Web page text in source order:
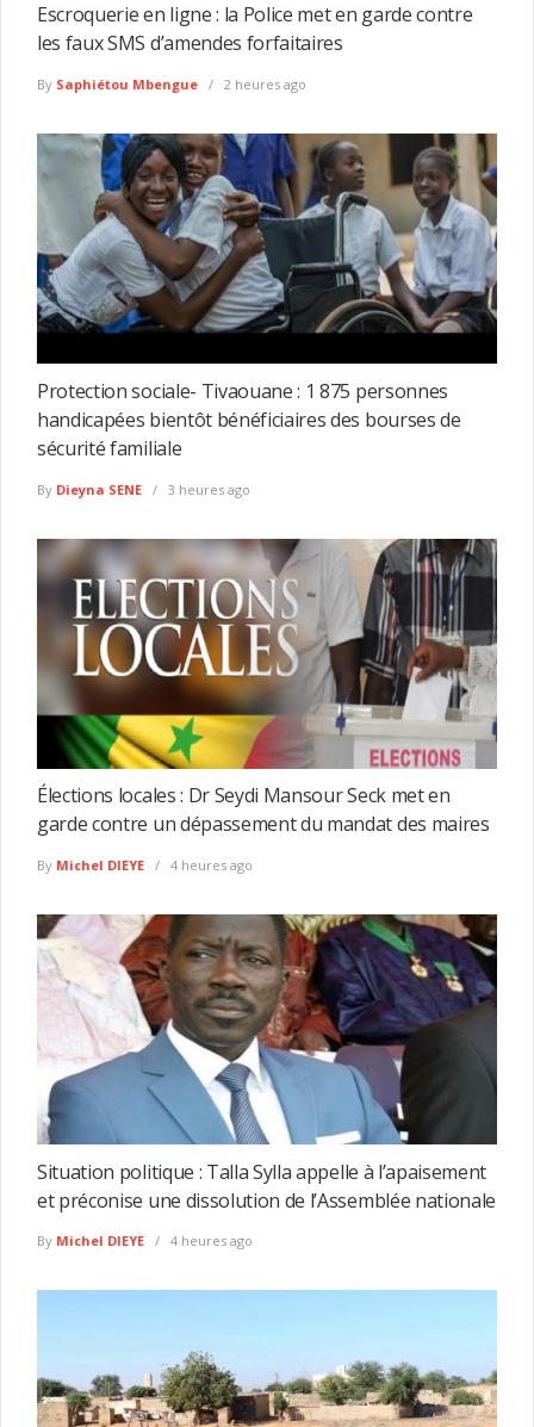
Escroquerie en ligne : la Police met en garde contre
les faux SMS d’amendes forfaitaires
By Saphiétou Mbengue 2 heures ago
Protection sociale- Tivaouane : 1 875 personnes
handicapées bientôt bénéficiaires des bourses de
sécurité familiale
By Dieyna SENE 3 heures ago
Élections locales : Dr Seydi Mansour Seck met en
garde contre un dépassement du mandat des maires
By Michel DIEYE 4 heures ago
Situation politique : Talla Sylla appelle à l’apaisement
et préconise une dissolution de l’Assemblée nationale
By Michel DIEYE 4 heures ago